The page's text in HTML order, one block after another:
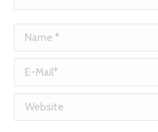
Name *
E-Mail *
Website